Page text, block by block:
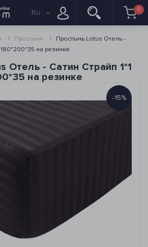
Ru 0
Простыни
Простынь Lotus Отель -
на резинке
Отель - Сатин Страйп 1*1
на резинке
-15%